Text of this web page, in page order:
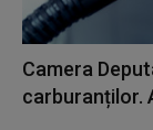
Camera
carburanților.